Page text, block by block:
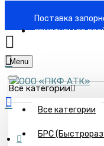
Поставка
арматуры по
Menu
Все категории
Все категории
БРС